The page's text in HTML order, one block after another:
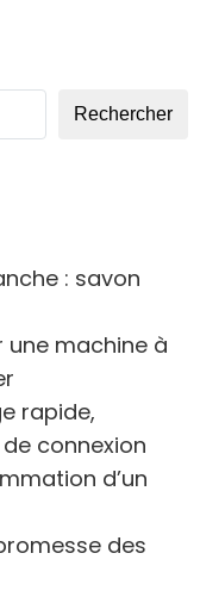
Rechercher
: savon
une machine à
rapide,
connexion
d’un
des